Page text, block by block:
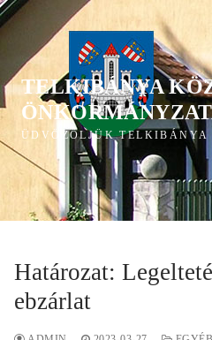
Ugrás
a
tartalomra
TELKIBÁNYA
ÜDVÖZÖLJÜK TELKIBÁNYA
Határozat:
ebzárlat